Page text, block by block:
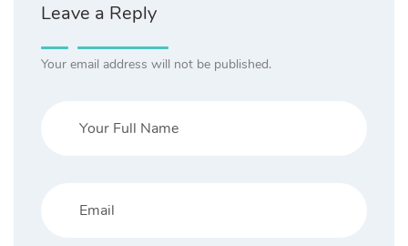
Leave a Reply
Your email address will not be published.